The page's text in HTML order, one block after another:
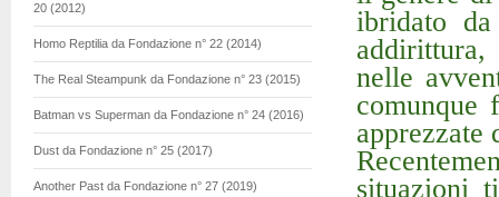
20 (2012)
Homo Reptilia da Fondazione n° 22 (2014)
The Real Steampunk da Fondazione n° 23 (2015)
Batman vs Superman da Fondazione n° 24 (2016)
Dust da Fondazione n° 25 (2017)
Another Past da Fondazione n° 27 (2019)
ibridato
nelle
comunque
apprezzate
situazioni